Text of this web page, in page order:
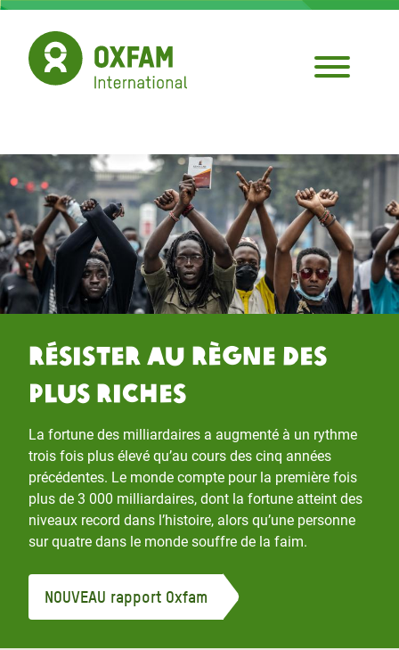
Aller
contenu
principal
Résister au Règne des
Plus Riches
La fortune des milliardaires a augmenté à un rythme
trois fois plus élevé qu’au cours des cinq années
précédentes. Le monde compte pour la première fois
plus de 3 000 milliardaires, dont la fortune atteint des
niveaux record dans l’histoire, alors qu’une personne
sur quatre dans le monde souffre de la faim.
NOUVEAU rapport Oxfam